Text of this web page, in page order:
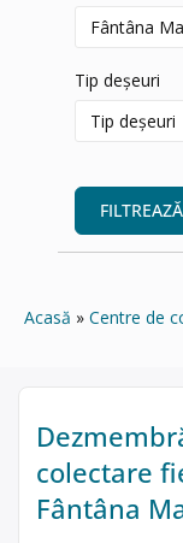
Tip deșeuri
FILTREAZĂ
Acasă Centre de
colectare
Fântâna